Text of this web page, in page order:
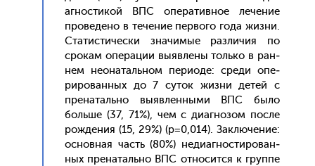
аг­ности­кой ВПС опе­ратив­ное ле­чение
про­веде­но в те­чение пер­во­го го­да жиз­ни.
Ста­тис­ти­чес­ки зна­чимые раз­ли­чия по
сро­кам опе­рации вы­яв­ле­ны толь­ко в ран­
нем не­она­таль­ном пе­ри­оде: сре­ди опе­
риро­ван­ных до 7 су­ток жиз­ни де­тей с
пре­наталь­но вы­яв­ленны­ми ВПС бы­ло
боль­ше (37, 71%), чем с ди­аг­но­зом пос­ле
рож­де­ния (15, 29%) (р=0,014). Зак­лю­чение:
ос­новная часть (80%) не­ди­аг­ности­рован­
ных пре­наталь­но ВПС от­но­сит­ся к груп­пе